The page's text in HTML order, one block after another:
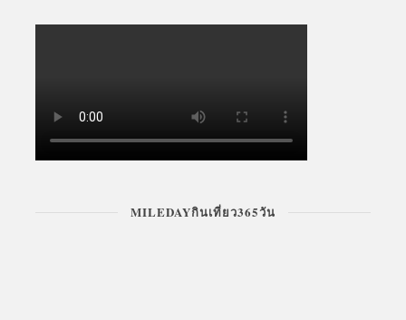
MILEDAYกินเที่ยว365วัน